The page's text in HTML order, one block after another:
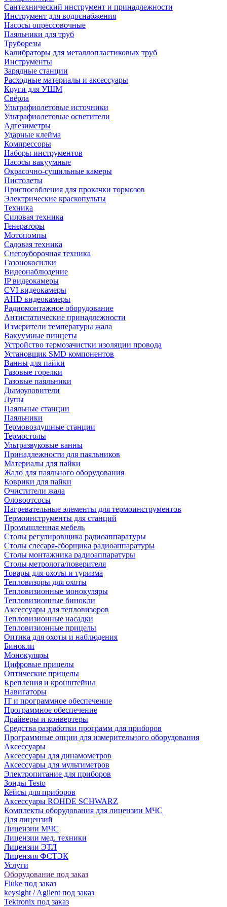
Сантехнический инструмент и принадлежности
Инструмент для водоснабжения
Насосы опрессовочные
Паяльники для труб
Труборезы
Калибраторы для металлопластиковых труб
Инструменты
Зарядные станции
Расходные материалы и аксессуары
Круги для УШМ
Свёрла
Ультрафиолетовые источники
Ультрафиолетовые осветители
Адгезиметры
Ударные клейма
Компрессоры
Наборы инструментов
Насосы вакуумные
Окрасочно-сушильные камеры
Пистолеты
Приспособления для прокачки тормозов
Электрические краскопульты
Техника
Силовая техника
Генераторы
Мотопомпы
Садовая техника
Снегоуборочная техника
Газонокосилки
Видеонаблюдение
IP видеокамеры
CVI видеокамеры
AHD видеокамеры
Радиомонтажное оборудование
Антистатические принадлежности
Измерители температуры жала
Вакуумные пинцеты
Устройство термозачистки изоляции провода
Установщик SMD компонентов
Ванны для пайки
Газовые горелки
Газовые паяльники
Дымоуловители
Лупы
Паяльные станции
Паяльники
Термовоздушные станции
Термостолы
Ультразвуковые ванны
Принадлежности для паяльников
Материалы для пайки
Жало для паяльного оборудования
Коврики для пайки
Очистители жала
Оловоотсосы
Нагревательные элементы для термоинструментов
Термоинструменты для станций
Промышленная мебель
Столы регулировщика радиоаппаратуры
Столы слесаря-сборщика радиоаппаратуры
Столы монтажника радиоаппаратуры
Столы метролога/поверителя
Товары для охоты и туризма
Тепловизоры для охоты
Тепловизионные монокуляры
Тепловизионные бинокли
Аксессуары для тепловизоров
Тепловизионные насадки
Тепловизионные прицелы
Оптика для охоты и наблюдения
Бинокли
Монокуляры
Цифровые прицелы
Оптические прицелы
Крепления и кронштейны
Навигаторы
IT и программное обеспечение
Программное обеспечение
Драйверы и конвертеры
Средства разработки программ для приборов
Программные опции для измерительного оборудования
Аксессуары
Аксессуары для динамометров
Аксессуары для мультиметров
Электропитание для приборов
Зонды Testo
Кейсы для приборов
Аксессуары ROHDE SCHWARZ
Комплекты оборудования для лицензии МЧС
Для лицензий
Лицензии МЧС
Лицензии мед. техники
Лицензии ЭТЛ
Лицензия ФСТЭК
Услуги
Оборудование под заказ
Fluke под заказ
keysight / Agilent под заказ
Tektronix под заказ